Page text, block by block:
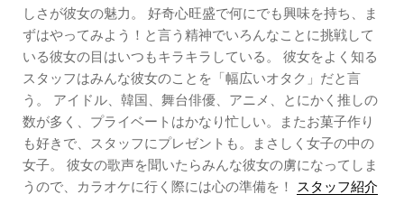
しさが彼女の魅力。 好奇心旺盛で何にでも興味を持ち、ま
ずはやってみよう！と言う精神でいろんなことに挑戦して
いる彼女の目はいつもキラキラしている。 彼女をよく知る
スタッフはみんな彼女のことを「幅広いオタク」だと言
う。 アイドル、韓国、舞台俳優、アニメ、とにかく推しの
数が多く、プライベートはかなり忙しい。またお菓子作り
も好きで、スタッフにプレゼントも。まさしく女子の中の
女子。 彼女の歌声を聞いたらみんな彼女の虜になってしま
うので、カラオケに行く際には心の準備を！
スタッフ紹介